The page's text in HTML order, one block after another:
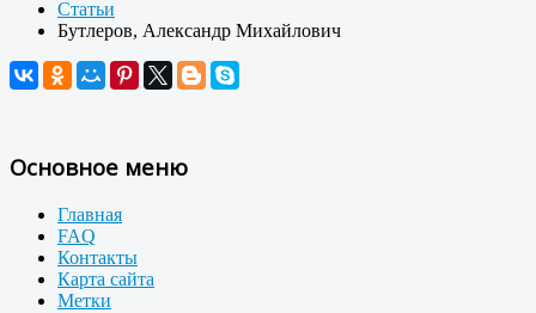
Статьи
Бутлеров, Александр Михайлович
Основное меню
Главная
FAQ
Контакты
Карта сайта
Метки